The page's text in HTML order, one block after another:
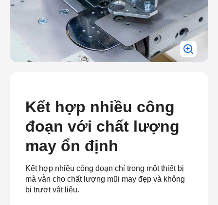
Kết hợp nhiều công
đoạn với chất lượng
may ổn định
Kết hợp nhiều công đoạn chỉ trong một thiết bị
mà vẫn cho chất lượng mũi may đẹp và không
bị trượt vật liệu.